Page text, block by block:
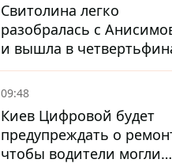
Свитолина легко
разобралась с
и вышла в
турнира в Торонто
09:48
Киев Цифровой будет
предупреждать о
чтобы водители могли